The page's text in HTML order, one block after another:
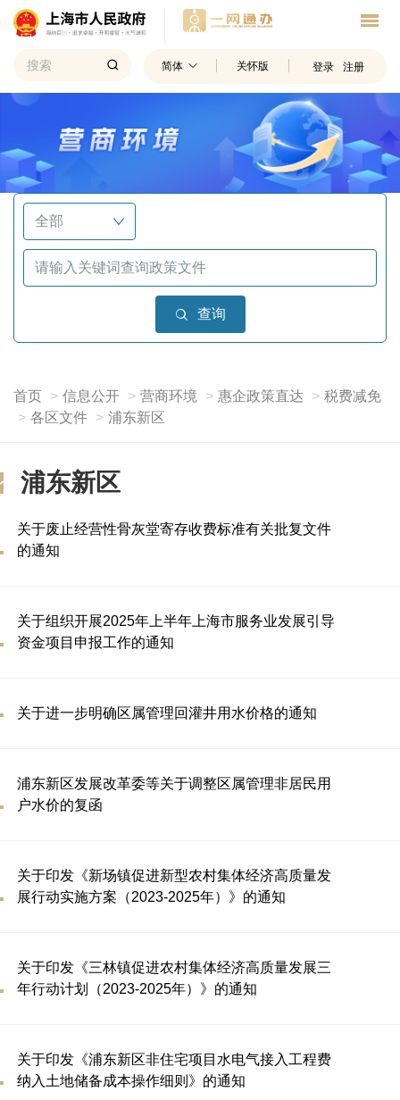
简体 关怀版 登录 注册
查询
首页 信息公开 营商环境 惠企政策直达
税费减免
各区文件
浦东新区
浦东新区
关于废止经营性骨灰堂寄存收费标准有关批复文件
的通知
关于组织开展2025年上半年上海市服务业发展引导
资金项目申报工作的通知
关于进一步明确区属管理回灌井用水价格的通知
浦东新区发展改革委等关于调整区属管理非居民用
户水价的复函
关于印发《新场镇促进新型农村集体经济高质量发
展行动实施方案（2023-2025年）》的通知
关于印发《三林镇促进农村集体经济高质量发展三
年行动计划（2023-2025年）》的通知
关于印发《浦东新区非住宅项目水电气接入工程费
纳入土地储备成本操作细则》的通知